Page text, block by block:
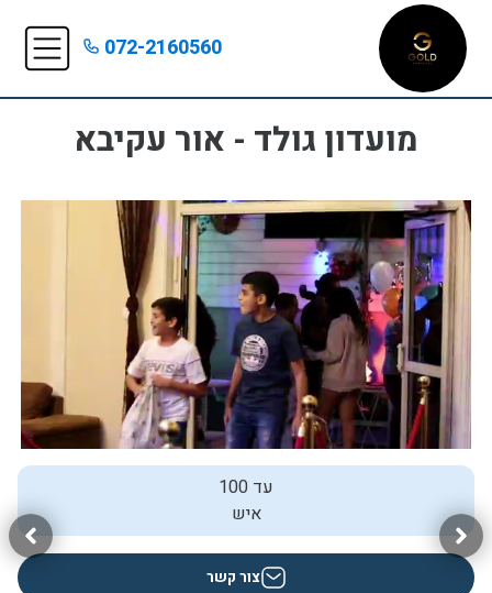
072-2160560
מועדון גולד - אור עקיבא
עד 100
איש
צור קשר